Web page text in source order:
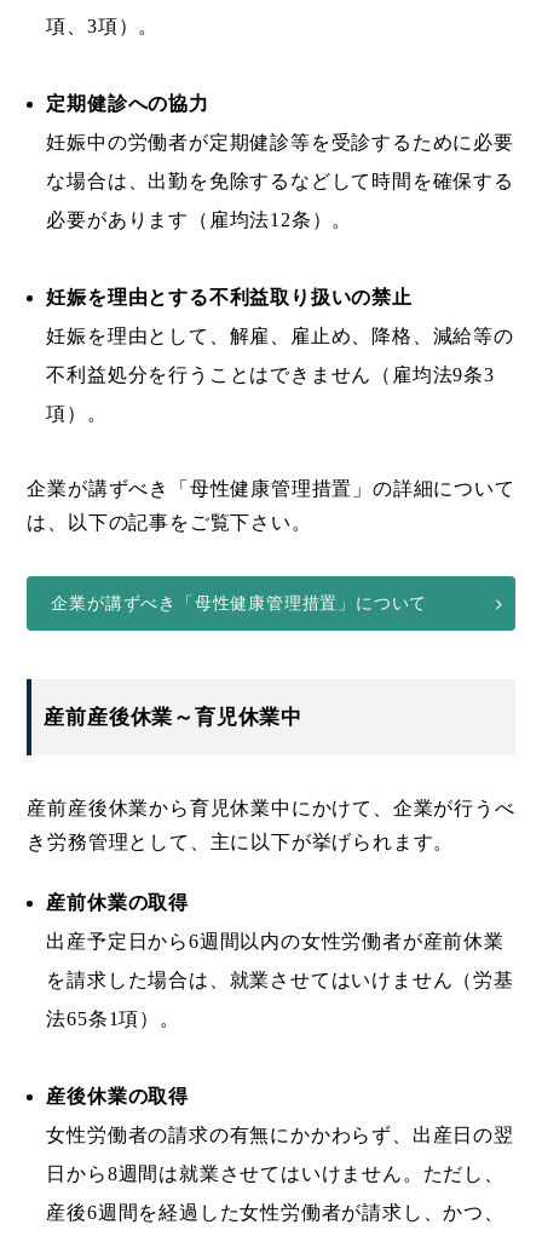
項、3項）。
定期健診への協力
妊娠中の労働者が定期健診等を受診するために必要
な場合は、出勤を免除するなどして時間を確保する
必要があります（雇均法12条）。
妊娠を理由とする不利益取り扱いの禁止
妊娠を理由として、解雇、雇止め、降格、減給等の
不利益処分を行うことはできません（雇均法9条3
項）。
企業が講ずべき「母性健康管理措置」の詳細について
は、以下の記事をご覧下さい。
企業が講ずべき「母性健康管理措置」について
産前産後休業～育児休業中
産前産後休業から育児休業中にかけて、企業が行うべ
き労務管理として、主に以下が挙げられます。
産前休業の取得
出産予定日から6週間以内の女性労働者が産前休業
を請求した場合は、就業させてはいけません（労基
法65条1項）。
産後休業の取得
女性労働者の請求の有無にかかわらず、出産日の翌
日から8週間は就業させてはいけません。ただし、
産後6週間を経過した女性労働者が請求し、かつ、